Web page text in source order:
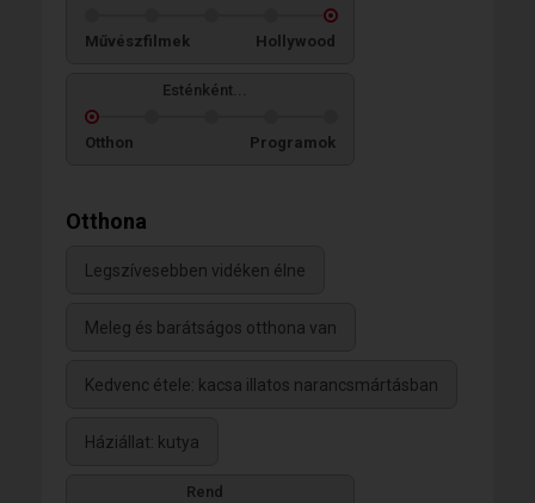
Művészfilmek Hollywood
Esténként...
Otthon Programok
Otthona
Legszívesebben vidéken élne
Meleg és barátságos otthona van
Kedvenc étele: kacsa illatos narancsmártásban
Háziállat: kutya
Rend